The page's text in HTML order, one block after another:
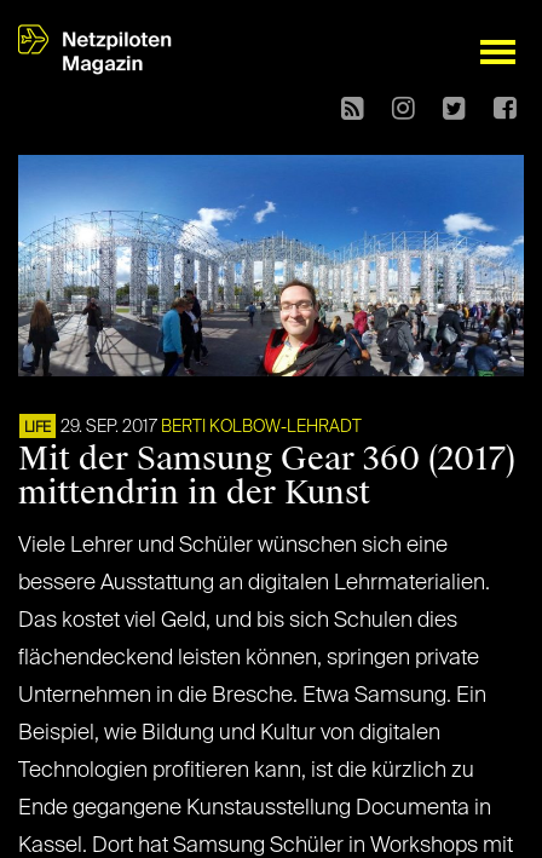
open
LIFE 29. SEP. 2017 BERTI KOLBOW-LEHRADT
Mit der Samsung Gear 360 (2017)
mittendrin in der Kunst
Viele Lehrer und Schüler wünschen sich eine
bessere Ausstattung an digitalen Lehrmaterialien.
Das kostet viel Geld, und bis sich Schulen dies
flächendeckend leisten können, springen private
Unternehmen in die Bresche. Etwa Samsung. Ein
Beispiel, wie Bildung und Kultur von digitalen
Technologien profitieren kann, ist die kürzlich zu
Ende gegangene Kunstausstellung Documenta in
Kassel. Dort hat Samsung Schüler in Workshops mit